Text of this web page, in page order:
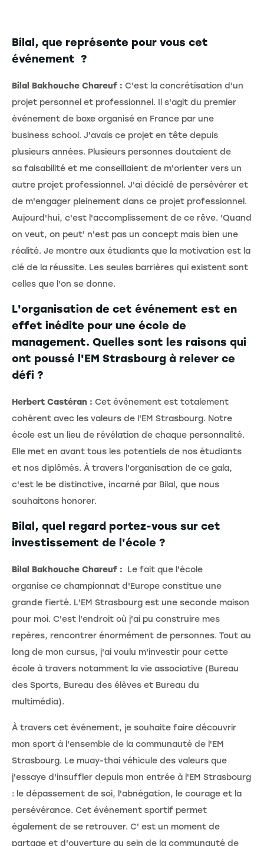
Bilal, que représente pour vous cet
événement ?
Bilal Bakhouche Chareuf : C'est la concrétisation d'un
projet personnel et professionnel. Il s'agit du premier
événement de boxe organisé en France par une
business school. J'avais ce projet en tête depuis
plusieurs années. Plusieurs personnes doutaient de
sa faisabilité et me conseillaient de m'orienter vers un
autre projet professionnel. J'ai décidé de persévérer et
de m'engager pleinement dans ce projet professionnel.
Aujourd'hui, c'est l'accomplissement de ce rêve. 'Quand
on veut, on peut' n'est pas un concept mais bien une
réalité. Je montre aux étudiants que la motivation est la
clé de la réussite. Les seules barrières qui existent sont
celles que l'on se donne.
L'organisation de cet événement est en
effet inédite pour une école de
management. Quelles sont les raisons qui
ont poussé l'EM Strasbourg à relever ce
défi ?
Herbert Castéran : Cet événement est totalement
cohérent avec les valeurs de l'EM Strasbourg. Notre
école est un lieu de révélation de chaque personnalité.
Elle met en avant tous les potentiels de nos étudiants
et nos diplômés. À travers l'organisation de ce gala,
c'est le be distinctive, incarné par Bilal, que nous
souhaitons honorer.
Bilal, quel regard portez-vous sur cet
investissement de l'école ?
Bilal Bakhouche Chareuf : Le fait que l'école
organise ce championnat d'Europe constitue une
grande fierté. L'EM Strasbourg est une seconde maison
pour moi. C'est l'endroit où j'ai pu construire mes
repères, rencontrer énormément de personnes. Tout au
long de mon cursus, j'ai voulu m'investir pour cette
école à travers notamment la vie associative (Bureau
des Sports, Bureau des élèves et Bureau du
multimédia).
À travers cet événement, je souhaite faire découvrir
mon sport à l'ensemble de la communauté de l'EM
Strasbourg. Le muay-thai véhicule des valeurs que
j'essaye d'insuffler depuis mon entrée à l'EM Strasbourg
: le dépassement de soi, l'abnégation, le courage et la
persévérance. Cet événement sportif permet
également de se retrouver. C' est un moment de
partage et d'ouverture au sein de la communauté de